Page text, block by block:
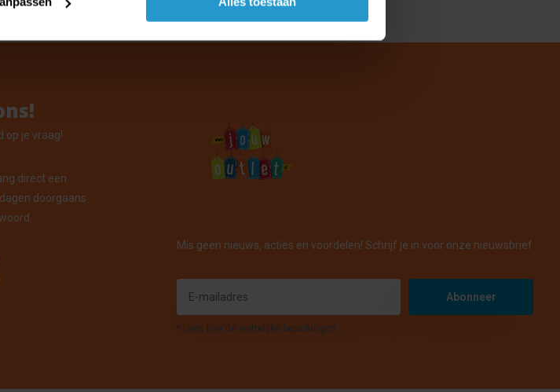
op je vraag!
direct een
doorgaans
Mis geen nieuws, acties en voordelen! Schrijf je in voor onze nieuwsbrief
Abonneer
* Lees hier de wettelijke beperkingen